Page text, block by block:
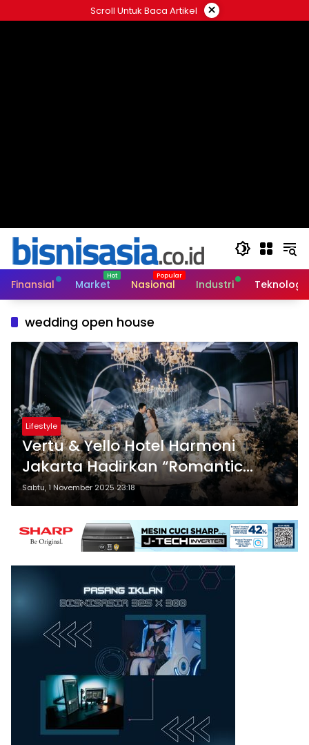
ke
Scroll Untuk Baca Artikel ×
Finansial Market Nasional Industri Teknologi
wedding open house
Lifestyle
Vertu & Yello Hotel Harmoni
Jakarta Hadirkan “Romantic
Garden” Wedding Open House
Sabtu, 1 November 2025 23:18